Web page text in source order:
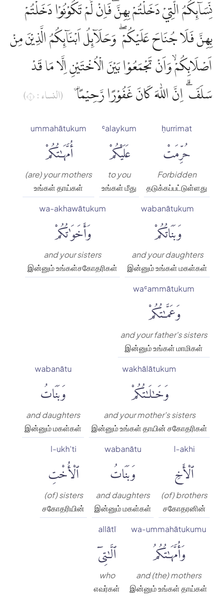
نِّسَاۤىِٕكُمُ الّٰتِيْ دَخَلْتُمْ بِهِنَّۖ فَاِنْ لَّمْ تَكُوْنُوْا دَخَلْتُمْ
بِهِنَّ فَلَا جُنَاحَ عَلَيْكُمْ ۖ وَحَلَاۤىِٕلُ اَبْنَاۤىِٕكُمُ الَّذِيْنَ مِنْ
اَصْلَابِكُمْۙ وَاَنْ تَجْمَعُوْا بَيْنَ الْاُخْتَيْنِ اِلَّا مَا قَدْ
سَلَفَ ۗ اِنَّ اللّٰهَ كَانَ غَفُوْرًا رَّحِيْمًا ۔
(النساء : ٤)
ḥurrimat
حُرِّمَتْ
Forbidden
தடுக்கப்பட்டுள்ளது
ʿalaykum
عَلَيْكُمْ
to you
உங்கள் மீது
ummahātukum
أُمَّهَٰتُكُمْ
(are) your mothers
உங்கள் தாய்கள்
wabanātukum
وَبَنَاتُكُمْ
and your daughters
இன்னும் உங்கள் மகள்கள்
wa-akhawātukum
وَأَخَوَٰتُكُمْ
and your sisters
இன்னும் உங்கள்சகோதரிகள்
waʿammātukum
وَعَمَّٰتُكُمْ
and your father's sisters
இன்னும் உங்கள் மாமிகள்
wakhālātukum
وَخَٰلَٰتُكُمْ
and your mother's sisters
இன்னும் உங்கள் தாயின் சகோதரிகள்
wabanātu
وَبَنَاتُ
and daughters
இன்னும் மகள்கள்
l-akhi
ٱلْأَخِ
(of) brothers
சகோதரனின்
wabanātu
وَبَنَاتُ
and daughters
இன்னும் மகள்கள்
l-ukh'ti
ٱلْأُخْتِ
(of) sisters
சகோதரியின்
wa-ummahātukumu
وَأُمَّهَٰتُكُمُ
and (the) mothers
இன்னும் உங்கள் தாய்கள்
allātī
ٱلَّٰتِىٓ
who
எவர்கள்